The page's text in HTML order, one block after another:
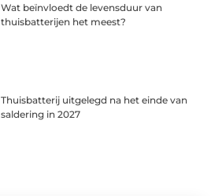
Wat beïnvloedt de levensduur van
thuisbatterijen het meest?
Thuisbatterij uitgelegd na het einde van
saldering in 2027